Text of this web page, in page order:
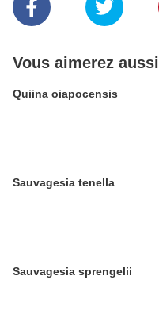
Vous aimerez aussi
Quiina oiapocensis
Sauvagesia tenella
Sauvagesia sprengelii